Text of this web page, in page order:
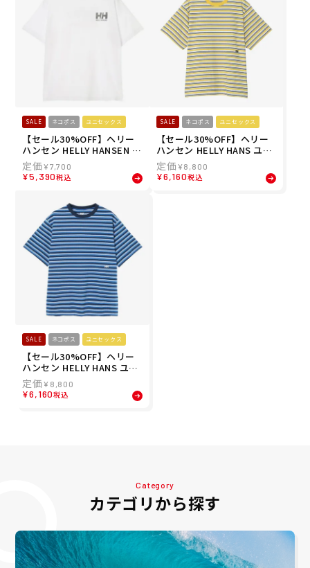
SALE ネコポス ユニセックス
【セール30%OFF】ヘリー
ハンセン HELLY HANSEN ユ
ニセックス ショートスリー
ブ HHラインバックプリント
ロゴティー S/S LINE BACK
-CW 26SS 春夏
¥7,700
¥5,390税込
SALE ネコポス ユニセックス
【セール30%OFF】ヘリー
ハンセン HELLY HANS ユニ
セックス ショートスリーブ
マルチボーダーティー MUL
TI BD TEE 半袖 Tシャツ HE
¥8,800
¥6,160税込
SALE ネコポス ユニセックス
【セール30%OFF】ヘリー
ハンセン HELLY HANS ユニ
セックス ショートスリーブ
マルチボーダーティー MUL
TI BD TEE 半袖 Tシャツ HE
¥ 8,800
¥6,160税込
Category
カテゴリから探す